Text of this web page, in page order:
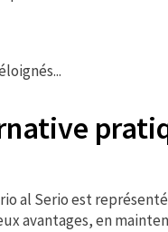
al Serio est
avantages, en